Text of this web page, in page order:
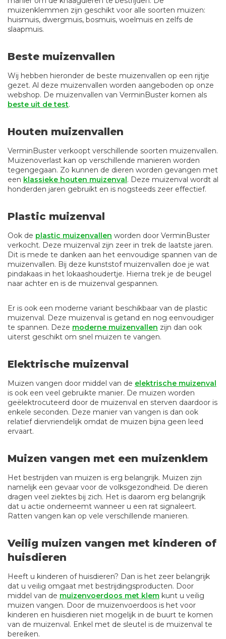
muizenklemmen zijn geschikt voor alle soorten muizen:
huismuis, dwergmuis, bosmuis, woelmuis en zelfs de
slaapmuis.
Beste muizenvallen
Wij hebben hieronder de beste muizenvallen op een rijtje
gezet. Al deze muizenvallen worden aangeboden op onze
webshop. De muizenvallen van VerminBuster komen als
beste uit de test.
Houten muizenvallen
VerminBuster verkoopt verschillende soorten muizenvallen.
Muizenoverlast kan op verschillende manieren worden
tegengegaan. Zo kunnen de dieren worden gevangen met
een klassieke houten muizenval. Deze muizenval wordt al
honderden jaren gebruikt en is nogsteeds zeer effectief.
Plastic muizenval
Ook de plastic muizenvallen worden door VerminBuster
verkocht. Deze muizenval zijn zeer in trek de laatste jaren.
Dit is mede te danken aan het eenvoudige spannen van de
muizenvallen. Bij deze kunststof muizenvallen doe je wat
pindakaas in het lokaashoudertje. Hierna trek je de beugel
naar achter en is de muizenval gespannen.
Er is ook een moderne variant beschikbaar van de plastic
muizenval. Deze muizenval is getand en nog eenvoudiger
te spannen. Deze moderne muizenvallen zijn dan ook
uiterst geschikt om snel muizen te vangen.
Elektrische muizenval
Muizen vangen door middel van de elektrische muizenval
is ook een veel gebruikte manier. De muizen worden
geëlektrocuteerd door de muizenval en sterven daardoor is
enkele seconden. Deze manier van vangen is dan ook
relatief diervriendelijk omdat de muizen bijna geen leed
ervaart.
Muizen vangen met een muizenklem
Het bestrijden van muizen is erg belangrijk. Muizen zijn
namelijk een gevaar voor de volksgezondheid. De dieren
dragen veel ziektes bij zich. Het is daarom erg belangrijk
dat u actie onderneemt wanneer u een rat signaleert.
Ratten vangen kan op vele verschillende manieren.
Veilig muizen vangen met kinderen of
huisdieren
Heeft u kinderen of huisdieren? Dan is het zeer belangrijk
dat u veilig omgaat met bestrijdingsproducten. Door
middel van de muizenvoerdoos met klem kunt u veilig
muizen vangen. Door de muizenvoerdoos is het voor
kinderen en huisdieren niet mogelijk in de buurt te komen
van de muizenval. Enkel met de sleutel is de muizenval te
bereiken.